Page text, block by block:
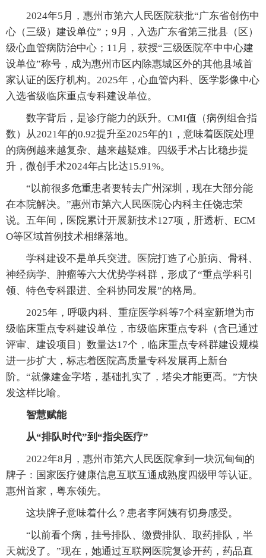
2024年5月，惠州市第六人民医院获批“广东省创伤中
心（三级）建设单位”；9月，入选广东省第三批县（区）
级心血管病防治中心；11月，获授“三级医院卒中中心建
设单位”称号，成为惠州市区内除惠城区外的其他县域首
家认证的医疗机构。2025年，心血管内科、医学影像中心
入选省级临床重点专科建设单位。
数字背后，是诊疗能力的跃升。CMI值（病例组合指
数）从2021年的0.92提升至2025年的1，意味着医院处理
的病例越来越复杂、越来越疑难。四级手术占比稳步提
升，微创手术2024年占比达15.91%。
“以前很多危重患者要转去广州深圳，现在大部分能
在本院解决。”惠州市第六人民医院心内科主任饶志荣
说。五年间，医院累计开展新技术127项，肝透析、ECM
O等区域首例技术相继落地。
学科建设不是单兵突进。医院打造了心脏病、骨科、
神经病学、肿瘤等六大优势学科群，形成了“重点学科引
领、特色专科跟进、全科协同发展”的格局。
2025年，呼吸内科、重症医学科等7个科室新增为市
级临床重点专科建设单位，市级临床重点专科（含已通过
评审、建设项目）数量达17个，临床重点专科群建设规模
进一步扩大，标志着医院高质量专科发展再上新台
阶。“就像建金字塔，基础扎实了，塔尖才能更高。”方快
发这样比喻。
智慧赋能
从“排队时代”到“指尖医疗”
2022年8月，惠州市第六人民医院拿到一块沉甸甸的
牌子：国家医疗健康信息互联互通成熟度四级甲等认证。
惠州首家，粤东领先。
这块牌子意味着什么？患者李阿姨有切身感受。
“以前看个病，挂号排队、缴费排队、取药排队，半
天就没了。”现在，她通过互联网医院复诊开药，药品直